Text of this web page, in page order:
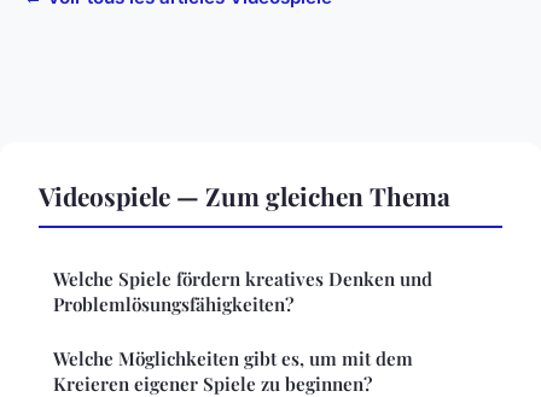
Videospiele — Zum gleichen Thema
Welche Spiele fördern kreatives Denken und
Problemlösungsfähigkeiten?
Welche Möglichkeiten gibt es, um mit dem
Kreieren eigener Spiele zu beginnen?